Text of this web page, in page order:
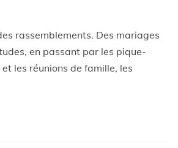
rassemblements. Des mariages
en passant par les pique-
les réunions de famille, les